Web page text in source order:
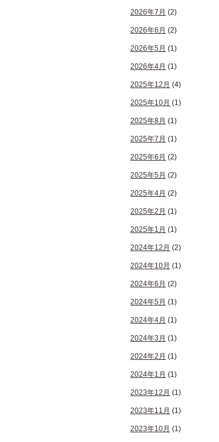
2026年7月 (2)
2026年6月 (2)
2026年5月 (1)
2026年4月 (1)
2025年12月 (4)
2025年10月 (1)
2025年8月 (1)
2025年7月 (1)
2025年6月 (2)
2025年5月 (2)
2025年4月 (2)
2025年2月 (1)
2025年1月 (1)
2024年12月 (2)
2024年10月 (1)
2024年6月 (2)
2024年5月 (1)
2024年4月 (1)
2024年3月 (1)
2024年2月 (1)
2024年1月 (1)
2023年12月 (1)
2023年11月 (1)
2023年10月 (1)